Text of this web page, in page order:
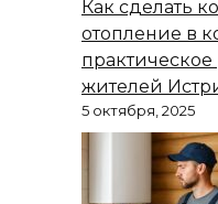
Как сделать
отопление в
жителей
5 октября, 2025